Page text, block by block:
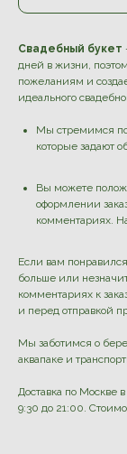
Свадебный букет
дней в жизни,
пожеланиям и
идеального
Мы стремимся
которые задают
Вы можете
оформлении
комментариях.
Если вам понравился
больше или
комментариях к
и перед отправкой
Мы заботимся о
аквапаке и
Доставка по Москве
9:30 до 21:00.